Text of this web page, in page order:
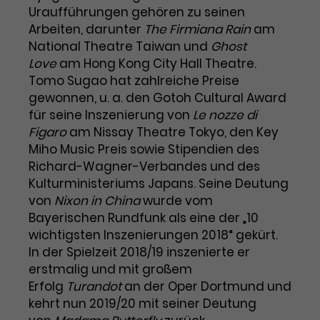
Benutzer*in wiedererkannt werden,
und es wird Zugang zu
geschützten Bereichen gewährt.
Name cookie_optin
Anbieter TYPO3
Laufzeit 1 Monat
Zweck
Enthält die gewählten Tracking-
Optin-Einstellungen.
Laufzeit 2 Jahre
Zweck
Dieses Cookie wird von Google
Analytics installiert. Das Cookie
wird verwendet, um
Besucher*innen-, Sitzungs- und
Kampagnendaten zu berechnen
und die Nutzung der Website für
den Analysebericht der Website zu
verfolgen. Die Cookies speichern
Informationen anonym und weisen
eine zufallsgenerierte Nummer zu,
um Besuche zu erkennen.
Name _gid
Anbieter Google Analytics
Marketing
Diese Gruppe beinhaltet alle Scripte, die es uns
ermöglichen die Leistung unserer
Werbekampagnen zu analysieren und
Conversions zu messen. Außerdem helfen sie
uns dabei Werbeanzeigen und Inhalte besser auf
die Interessen unserer Nutzer abzustimmen.
Name
_gcl_au
Anbieter Google Ads
Laufzeit 3 Monate
Zweck
Wird von Google verwendet, um
die Effizienz von Werbeanzeigen zu
messen und Conversions zu
speichern. Dieses Cookie hilft dabei
nachzuvollziehen, ob Nutzer über
Google-Anzeigen auf unsere
Website gelangt sind.
Cookie-Informationen
Uraufführungen gehören zu seinen
Arbeiten, darunter The Firmiana Rainam
National Theatre Taiwan und Ghost
Loveam Hong Kong City Hall Theatre.
Tomo Sugao hat zahlreiche Preise
gewonnen, u. a. den Gotoh Cultural Award
für seine Inszenierung von Le nozze di
Figaroam Nissay Theatre Tokyo, den Key
Miho Music Preis sowie Stipendien des
Richard-Wagner-Verbandes und des
Kulturministeriums Japans. Seine Deutung
von Nixon in Chinawurde vom
Bayerischen Rundfunk als eine der „10
wichtigsten Inszenierungen 2018“ gekürt.
In der Spielzeit 2018/19 inszenierte er
erstmalig und mit großem
Erfolg Turandotan der Oper Dortmund und
kehrt nun 2019/20 mit seiner Deutung